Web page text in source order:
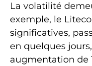
La volatilité
exemple, le
significatives,
en quelques
augmentation de